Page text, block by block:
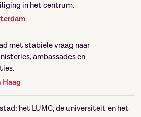
in het centrum.
met stabiele vraag naar
ambassades en
Haag
het LUMC, de universiteit en het
direct in